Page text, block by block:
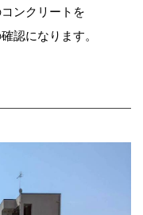
ンクリートを
認になります。